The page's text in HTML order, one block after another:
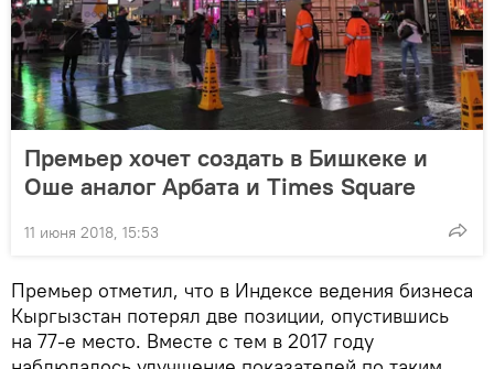
Премьер хочет создать в Бишкеке и
Оше аналог Арбата и Times Square
11 июня 2018, 15:53
Премьер отметил, что в Индексе ведения бизнеса
Кыргызстан потерял две позиции, опустившись
на 77-е место. Вместе с тем в 2017 году